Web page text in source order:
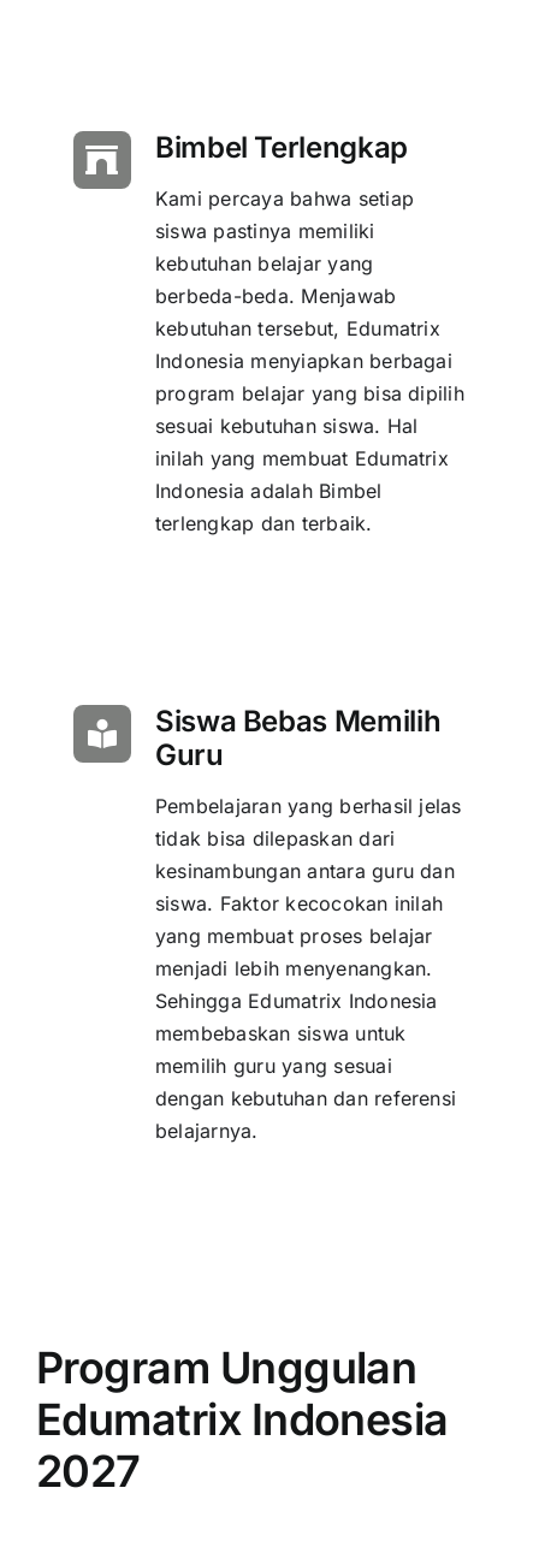
Bimbel Terlengkap
Kami percaya bahwa setiap
siswa pastinya memiliki
kebutuhan belajar yang
berbeda-beda. Menjawab
kebutuhan tersebut, Edumatrix
Indonesia menyiapkan berbagai
program belajar yang bisa dipilih
sesuai kebutuhan siswa. Hal
inilah yang membuat Edumatrix
Indonesia adalah Bimbel
terlengkap dan terbaik.
Siswa Bebas Memilih
Guru
Pembelajaran yang berhasil jelas
tidak bisa dilepaskan dari
kesinambungan antara guru dan
siswa. Faktor kecocokan inilah
yang membuat proses belajar
menjadi lebih menyenangkan.
Sehingga Edumatrix Indonesia
membebaskan siswa untuk
memilih guru yang sesuai
dengan kebutuhan dan referensi
belajarnya.
Program Unggulan
Edumatrix Indonesia
2027